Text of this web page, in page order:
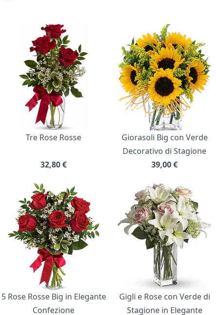
Bouquet di fiori
Tre Rose Rosse
32,80€
Giorasoli Big con Verde
Decorativo di Stagione
39,00€
5 Rose Rosse Big in Elegante
Confezione
Gigli e Rose con Verde di
Stagione in Elegante